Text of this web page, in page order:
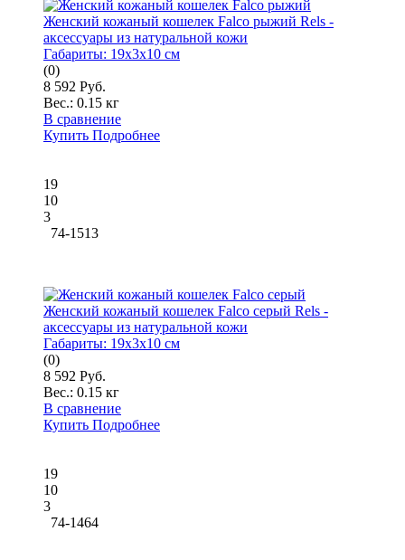
Женский кожаный кошелек Falco рыжий Rels -
аксессуары из натуральной кожи
Габариты: 19x3x10 см
(0)
8 592 Руб.
Вес.: 0.15 кг
В сравнение
Купить Подробнее
19
10
3
74-1513
Женский кожаный кошелек Falco серый Rels -
аксессуары из натуральной кожи
Габариты: 19x3x10 см
(0)
8 592 Руб.
Вес.: 0.15 кг
В сравнение
Купить Подробнее
19
10
3
74-1464